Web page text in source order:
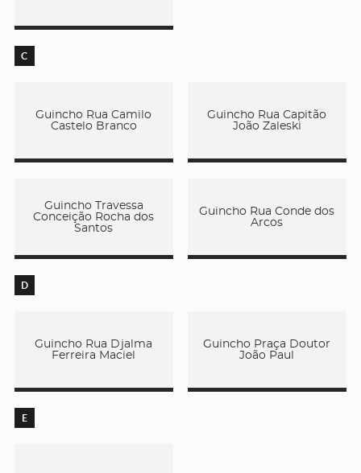
C
Guincho Rua Camilo
Castelo Branco
Guincho Rua Capitão
João Zaleski
Guincho Travessa
Conceição Rocha dos
Santos
Guincho Rua Conde dos
Arcos
D
Guincho Rua Djalma
Ferreira Maciel
Guincho Praça Doutor
João Paul
E